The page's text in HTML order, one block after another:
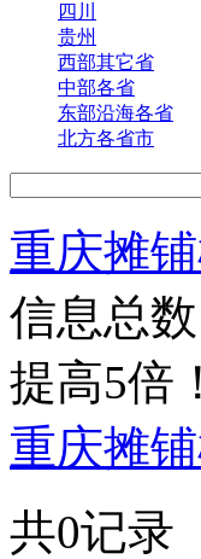
四川
贵州
西部其它省
中部各省
东部沿海各省
北方各省市
重庆摊
信息总数
提高5倍！
重庆摊
共0记录